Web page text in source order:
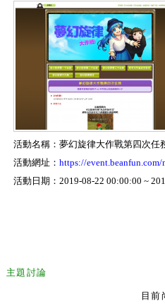
活動名稱：夢幻旋律大作戰第四次任
活動網址： https://
活動日期：2019-08-22 00:00:00 ~
主題討論
目前